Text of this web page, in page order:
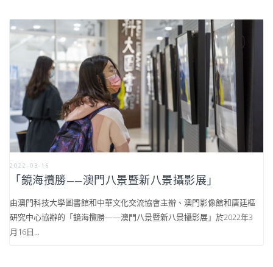
2022-03-16
「鏡海攬勝——澳門八景暨新八景攝影展」
由澳門科技大學圖書館和中華文化交流協會主辦、澳門影像館和唐廷樞
研究中心協辦的「鏡海攬勝——澳門八景暨新八景攝影展」於2022年3
月16日...